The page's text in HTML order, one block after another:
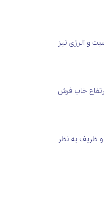
و آلرژی نیز
دارند. هر چقدر که ارتفاع خاب فرش
و ظریف به نظر